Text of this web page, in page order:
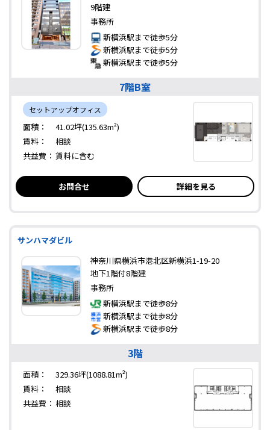
9階建
事務所
新横浜駅まで徒歩5分
新横浜駅まで徒歩5分
新横浜駅まで徒歩5分
7階B室
セットアップオフィス
面積：
41.02坪(135.63m²)
賃料：
相談
共益費： 賃料に含む
お問合せ 詳細を見る
サンハマダビル
神奈川県横浜市港北区新横浜1-19-20
地下1階付8階建
事務所
新横浜駅まで徒歩8分
新横浜駅まで徒歩8分
新横浜駅まで徒歩8分
3階
面積：
329.36坪(1088.81m²)
賃料：
相談
共益費： 相談